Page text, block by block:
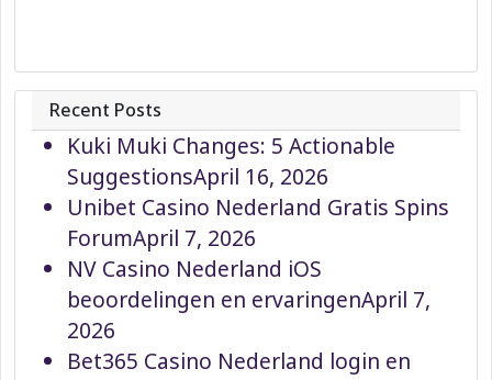
Recent Posts
Kuki Muki Changes: 5 Actionable
SuggestionsApril 16, 2026
Unibet Casino Nederland Gratis Spins
ForumApril 7, 2026
NV Casino Nederland iOS
beoordelingen en ervaringenApril 7,
2026
Bet365 Casino Nederland login en